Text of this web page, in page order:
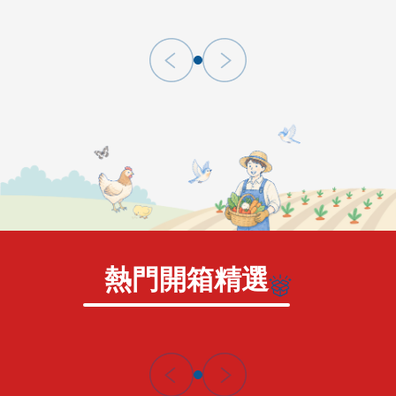
熱門開箱精選